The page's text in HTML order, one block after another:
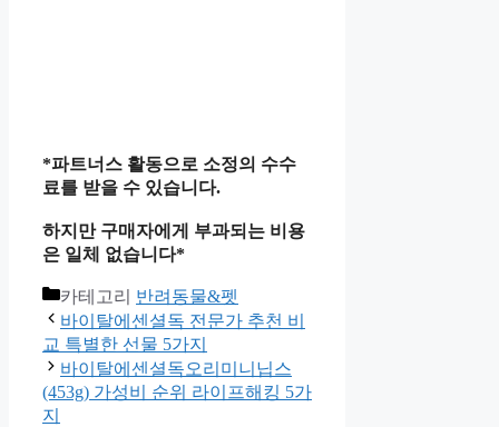
*파트너스 활동으로 소정의 수수
료를 받을 수 있습니다.
하지만 구매자에게 부과되는 비용
은 일체 없습니다*
카테고리 반려동물&펫
바이탈에센셜독 전문가 추천 비
교 특별한 선물 5가지
바이탈에센셜독오리미니닙스
(453g) 가성비 순위 라이프해킹 5가
지